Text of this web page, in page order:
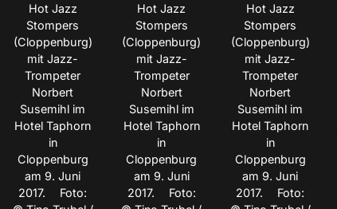
Hot Jazz
Stompers
(Cloppenburg)
mit Jazz-
Trompeter
Norbert
Susemihl im
Hotel Taphorn
in
Cloppenburg
am 9. Juni
2017. Foto:
Hot Jazz
Stompers
(Cloppenburg)
mit Jazz-
Trompeter
Norbert
Susemihl im
Hotel Taphorn
in
Cloppenburg
am 9. Juni
2017. Foto:
Hot Jazz
Stompers
(Cloppenburg)
mit Jazz-
Trompeter
Norbert
Susemihl im
Hotel Taphorn
in
Cloppenburg
am 9. Juni
2017. Foto: